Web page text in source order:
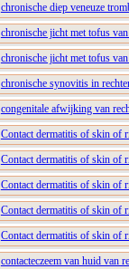
chronische diep veneuze
chronische jicht met tofus
chronische jicht met tofus
chronische synovitis in
congenitale afwijking van
Contact dermatitis of skin of
Contact dermatitis of skin of
Contact dermatitis of skin of
Contact dermatitis of skin of
Contact dermatitis of skin of
contacteczeem van huid van